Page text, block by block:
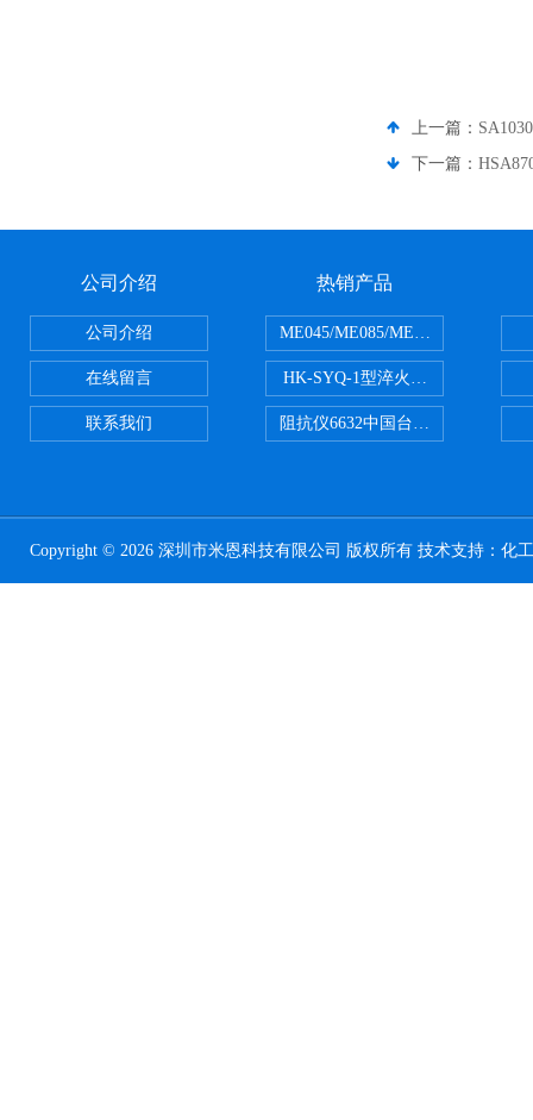
上一篇：
下一篇：
公司介绍
公司介绍
在线留言
联系我们
热销产品
ME045/ME085/ME150ME系列
HK-SYQ-1型淬火介质冷却性能测
阻抗仪6632中国台湾益和
Copyright © 2026 深圳市米恩科技有限公司 版权所有 技术支持： 化